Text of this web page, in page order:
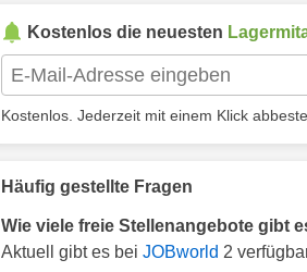
Kostenlos die neuesten
Kostenlos. Jederzeit mit einem Klick
Häufig gestellte Fragen
Wie viele freie Stellenangebote gibt
Aktuell gibt es bei JOBworld 2